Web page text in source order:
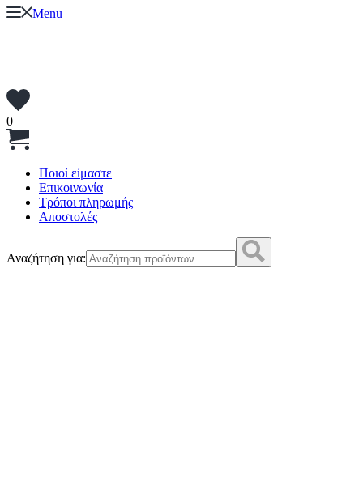
Menu
0
Ποιοί είμαστε
Επικοινωνία
Τρόποι πληρωμής
Αποστολές
Αναζήτηση για: